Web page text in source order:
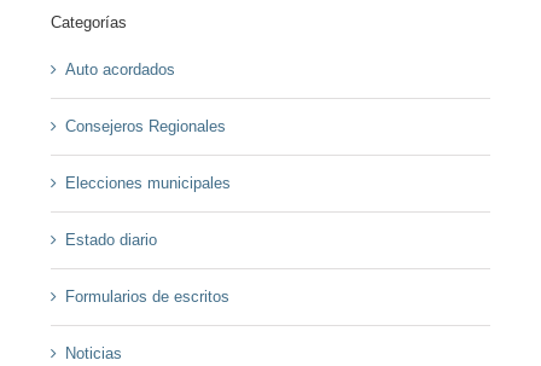
Categorías
Auto acordados
Consejeros Regionales
Elecciones municipales
Estado diario
Formularios de escritos
Noticias